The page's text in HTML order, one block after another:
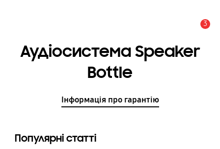
3
Аудіосистема Speaker
Bottle
Інформація про гарантію
Популярні статті